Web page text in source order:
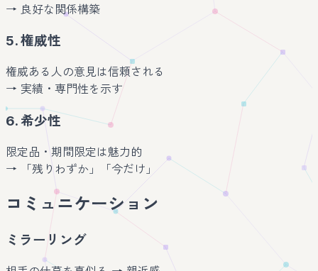
→ 良好な関係構築
5. 権威性
権威ある人の意見は信頼される
→ 実績・専門性を示す
6. 希少性
限定品・期間限定は魅力的
→ 「残りわずか」「今だけ」
コミュニケーション
ミラーリング